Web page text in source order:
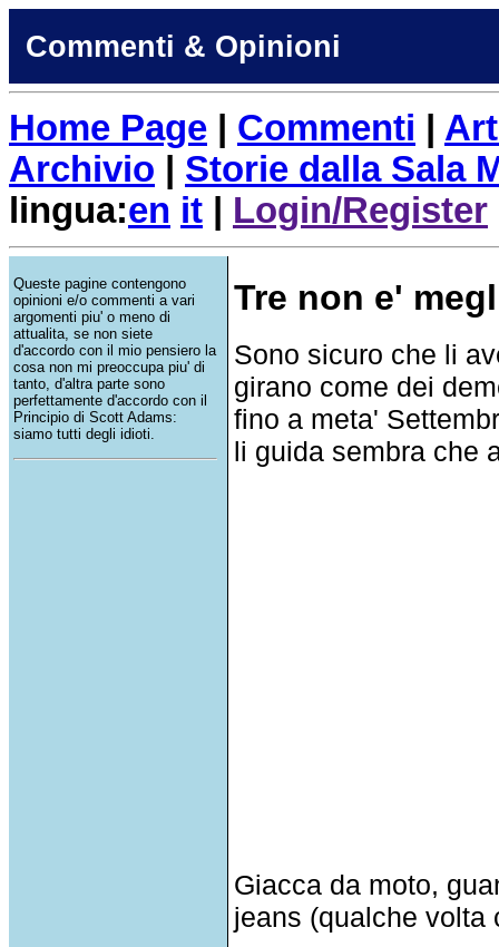
Commenti & Opinioni
Home Page Commenti
Archivio
Storie dalla Sala
lingua:en it Login/Register
Queste pagine contengono
opinioni e/o commenti a vari
argomenti piu' o meno di
attualita, se non siete
d'accordo con il mio pensiero la
cosa non mi preoccupa piu' di
tanto, d'altra parte sono
perfettamente d'accordo con il
Principio di Scott Adams:
siamo tutti degli idioti.
Tre non e'
Sono sicuro che li
girano come dei
fino a meta'
li guida sembra che
Giacca da moto,
jeans (qualche volta